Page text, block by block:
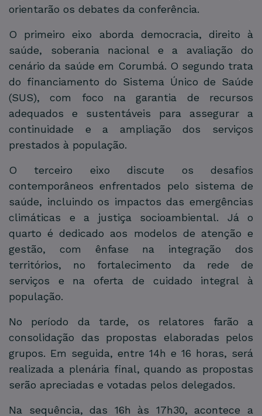
orientarão os debates da conferência.
O primeiro eixo aborda democracia, direito à
saúde, soberania nacional e a avaliação do
cenário da saúde em Corumbá. O segundo trata
do financiamento do Sistema Único de Saúde
(SUS), com foco na garantia de recursos
adequados e sustentáveis para assegurar a
continuidade e a ampliação dos serviços
prestados à população.
O terceiro eixo discute os desafios
contemporâneos enfrentados pelo sistema de
saúde, incluindo os impactos das emergências
climáticas e a justiça socioambiental. Já o
quarto é dedicado aos modelos de atenção e
gestão, com ênfase na integração dos
territórios, no fortalecimento da rede de
serviços e na oferta de cuidado integral à
população.
No período da tarde, os relatores farão a
consolidação das propostas elaboradas pelos
grupos. Em seguida, entre 14h e 16 horas, será
realizada a plenária final, quando as propostas
serão apreciadas e votadas pelos delegados.
Na sequência, das 16h às 17h30, acontece a